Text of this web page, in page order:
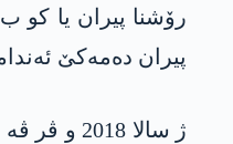
پیران دەمەکێ
ژ سالا